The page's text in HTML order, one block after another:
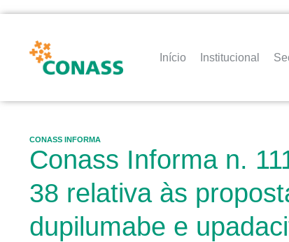
Início Institucional
CONASS INFORMA
Conass Informa n.
38 relativa às
dupilumabe e